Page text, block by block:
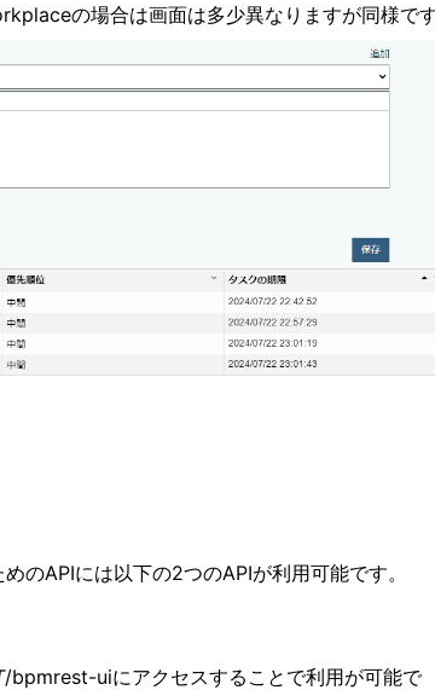
の場合は画面は多少異なりますが同様です
のAPIには以下の2つのAPIが利用可能です。
/bpmrest-uiにアクセスすることで利用が可能で